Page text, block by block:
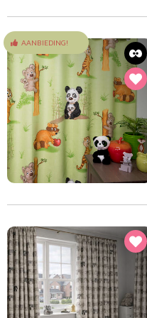
Wit(71)
Zwart(27)
AANBIEDING!